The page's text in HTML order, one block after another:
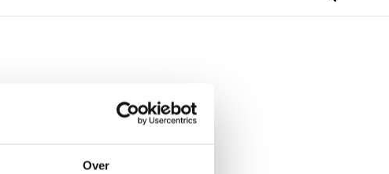
Over
charge advice on: